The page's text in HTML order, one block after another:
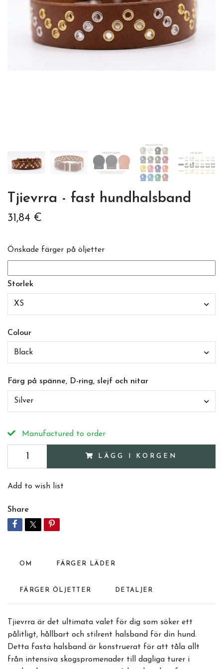
Tjievrra - fast hundhalsband
31,84 €
Önskade färger på öljetter
Storlek
XS
Colour
Black
Färg på spänne, D-ring, slejf och nitar
Silver
Manufactured to order
LÄGG I KORGEN
Add to wish list
Share
OM FÄRGER LÄDER
FÄRGER ÖLJETTER DETALJER
Tjievrra är det ultimata valet för dig som söker ett
pålitligt, hållbart och stilrent halsband för din hund.
Detta fasta halsband är konstruerat för att tåla allt
från intensiva skogspromenader till dagliga turer i